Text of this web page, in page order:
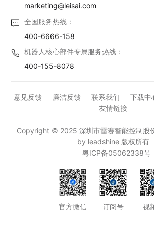
marketing@leisai.com
全国服务热线：
400-6666-158
机器人核心部件专属服务热线：
400-155-8078
意见反馈 廉洁反馈 联系我们 下载中
友情链接
Copyright © 2025 深圳市雷赛智能控制股
by leadshine 版权所有
粤ICP备05062338号
官方微信 订阅号 视